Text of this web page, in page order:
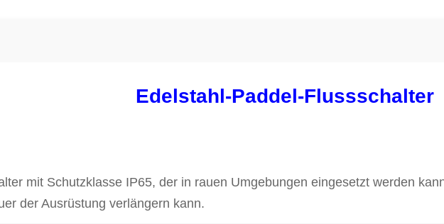
Edelstahl-Paddel-Flussschalter
mit Schutzklasse IP65, der in rauen Umgebungen eingesetzt werden
der Ausrüstung verlängern kann.